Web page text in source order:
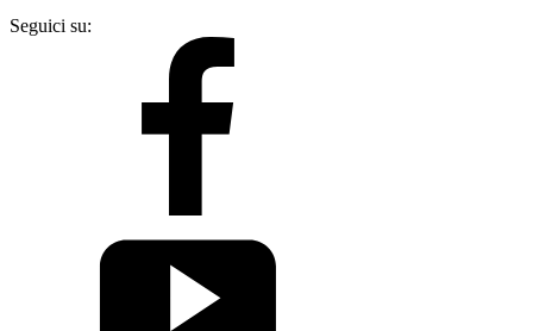
Seguici su: